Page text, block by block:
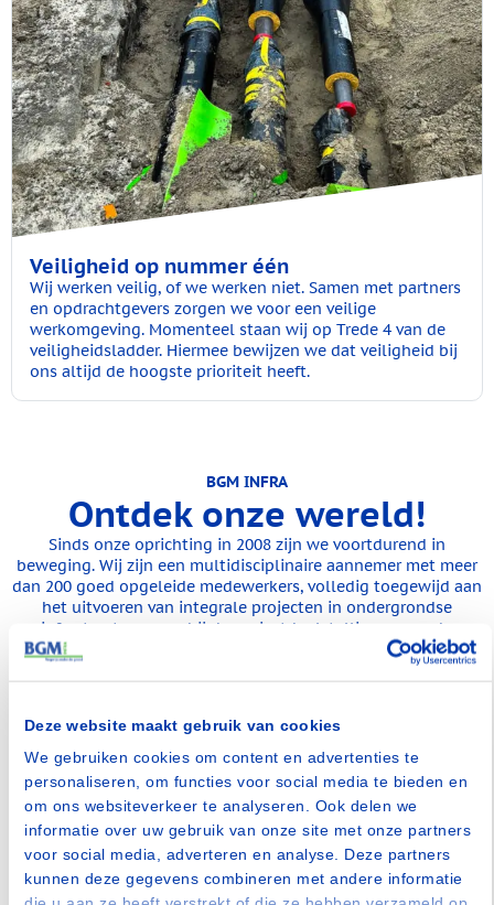
Deze website maakt gebruik van cookies
We gebruiken cookies om content en advertenties te
personaliseren, om functies voor social media te bieden en
om ons websiteverkeer te analyseren. Ook delen we
informatie over uw gebruik van onze site met onze partners
voor social media, adverteren en analyse. Deze partners
kunnen deze gegevens combineren met andere informatie
Veiligheid op nummer één
Wij werken veilig, of we werken niet. Samen met partners
en opdrachtgevers zorgen we voor een veilige
werkomgeving. Momenteel staan wij op Trede 4 van de
veiligheidsladder. Hiermee bewijzen we dat veiligheid bij
ons altijd de hoogste prioriteit heeft.
BGM INFRA
Ontdekonze wereld!
Sinds onze oprichting in 2008 zijn we voortdurend in
beweging. Wij zijn een multidisciplinaire aannemer met meer
dan 200 goed opgeleide medewerkers, volledig toegewijd aan
het uitvoeren van integrale projecten in ondergrondse
infrastructuur, waarbij de projectdoelstellingen van de